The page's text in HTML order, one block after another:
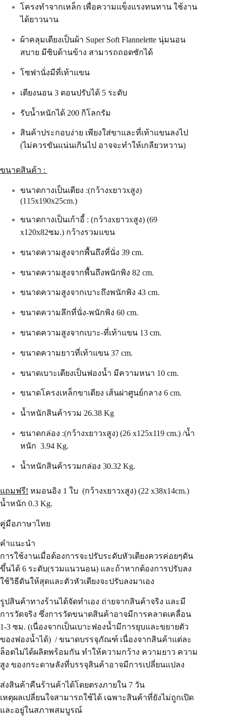
โครงทำจากเหล็ก เพื่อความแข็งแรงทนทาน ใช้งาน
ได้ยาวนาน
ผ้าคลุมเตียงเป็นผ้า Super Soft Flannelette นุ่มนอน
สบาย มีซิบด้านข้าง สามารถถอดซักได้
โซฟานั่งมีที่เท้าแขน
เตียงนอน 3 ตอนปรับได้ 5 ระดับ
รับน้ำหนักได้ 200 กิโลกรัม
สินค้าประกอบง่าย เพียงใส่ขาและที่เท้าแขนลงไป
(ไม่ควรขันแน่นเกินไป อาจจะทำให้เกลียวหวาน)
ขนาดสินค้า :
ขนาดกางเป็นเตียง :(กว้างxยาวxสูง)
(115x190x25cm.)
ขนาดกางเป็นเก้าอี้ : (กว้างxยาวxสูง) (69
x120x82ซม.) กว้างรวมแขน
ขนาดความสูงจากพื้นถึงที่นั่ง 39 cm.
ขนาดความสูงจากพื้นถึงพนักพิง 82 cm.
ขนาดความสูงจากเบาะถึงพนักพิง 43 cm.
ขนาดความลึกที่นั่ง-พนักพิง 60 cm.
ขนาดความสูงจากเบาะ-ที่เท้าแขน 13 cm.
ขนาดความยาวที่เท้าแขน 37 cm.
ขนาดเบาะเตียงเป็นฟองน้ำ มีความหนา 10 cm.
ขนาดโครงเหล็กขาเตียง เส้นผ่าศูนย์กลาง 6 cm.
น้ำหนักสินค้ารวม 26.38 Kg
ขนาดกล่อง :(กว้างxยาวxสูง) (26 x125x119 cm.) /น้ำ
หนัก 3.94 Kg.
น้ำหนักสินค้ารวมกล่อง 30.32 Kg.
แถมฟรี! หมอนอิง 1 ใบ (กว้างxยาวxสูง) (22 x38x14cm.)
น้ำหนัก 0.3 Kg.
คู่มือภาษาไทย
คำแนะนำ
การใช้งานเมื่อต้องการจะปรับระดับหัวเตียงควรค่อยๆดัน
ขึ้นได้ 6 ระดับ(รวมแนวนอน) และถ้าหากต้องการปรับลง
ใช้วิธีดันให้สุดและตัวหัวเตียงจะปรับลงมาเอง
รูปสินค้าทางร้านได้จัดทำเอง ถ่ายจากสินค้าจริง และมี
การวัดจริง ซึ่งการวัดขนาดสินค้าอาจมีการคลาดเคลื่อน
1-3 ซม. (เนื่องจากเป็นเบาะฟองน้ำมีการยุบและขยายตัว
ของฟองน้ำได้) / ขนาดบรรจุภัณฑ์ เนื่องจากสินค้าแต่ละ
ล็อตไม่ได้ผลิตพร้อมกัน ทำให้ความกว้าง ความยาว ความ
สูง ของกระดาษลังที่บรรจุสินค้าอาจมีการเปลี่ยนแปลง
ส่งสินค้าคืนร้านค้าได้โดยตรงภายใน 7 วัน
เหตุผลเปลี่ยนใจสามารถใช้ได้ เฉพาะสินค้าที่ยังไม่ถูกเปิด
และอยู่ในสภาพสมบูรณ์